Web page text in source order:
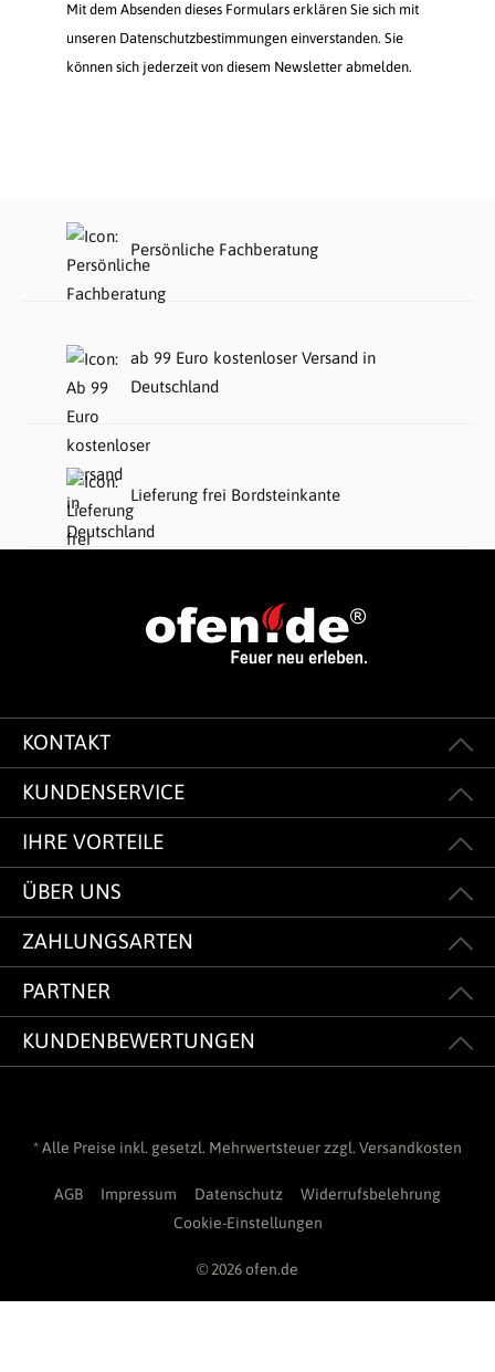
Mit dem Absenden dieses Formulars erklären Sie sich mit
unseren Datenschutzbestimmungen einverstanden. Sie
können sich jederzeit von diesem Newsletter abmelden.
Persönliche Fachberatung
ab 99 Euro kostenloser Versand in
Deutschland
Lieferung frei Bordsteinkante
KONTAKT
KUNDENSERVICE
IHRE VORTEILE
ÜBER UNS
ZAHLUNGSARTEN
PARTNER
KUNDENBEWERTUNGEN
* Alle Preise inkl. gesetzl. Mehrwertsteuer zzgl. Versandkosten
AGB Impressum Datenschutz
Widerrufsbelehrung
Cookie-Einstellungen
© 2026 ofen.de